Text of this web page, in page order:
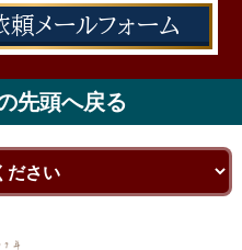
頼メールフォーム
先頭へ戻る